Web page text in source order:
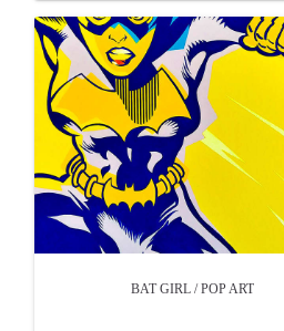
BAT GIRL / POP ART